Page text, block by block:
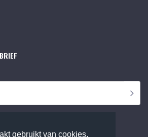
gebruikt van cookies,